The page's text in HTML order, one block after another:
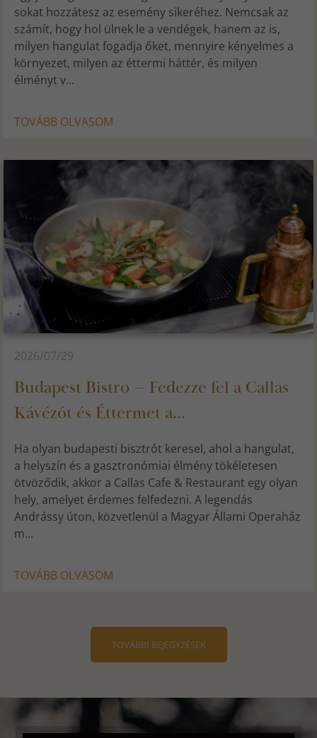
sokat hozzátesz az esemény sikeréhez. Nemcsak az
számít, hogy hol ülnek le a vendégek, hanem az is,
milyen hangulat fogadja őket, mennyire kényelmes a
környezet, milyen az éttermi háttér, és milyen
élményt v...
TOVÁBB OLVASOM
2026/07/29
Budapest Bistro – Fedezze fel a Callas
Kávézót és Éttermet a...
Ha olyan budapesti bisztrót keresel, ahol a hangulat,
a helyszín és a gasztronómiai élmény tökéletesen
ötvöződik, akkor a Callas Cafe & Restaurant egy olyan
hely, amelyet érdemes felfedezni. A legendás
Andrássy úton, közvetlenül a Magyar Állami Operaház
m...
TOVÁBB OLVASOM
TOVÁBBI BEJEGYZÉSEK